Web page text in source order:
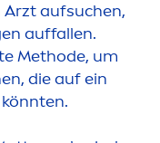
aufsuchen,
auffallen.
Methode, um
die auf ein